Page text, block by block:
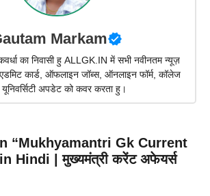
Markam
का निवासी हु ALLGK.IN में सभी नवीनतम न्यूज़
कार्ड, ऑफलाइन जॉब्स, ऑनलाइन फॉर्म, कॉलेज
अपडेट को कवर करता हु।
“Mukhyamantri Gk Current
Hindi | मुख्यमंत्री करेंट अफेयर्स